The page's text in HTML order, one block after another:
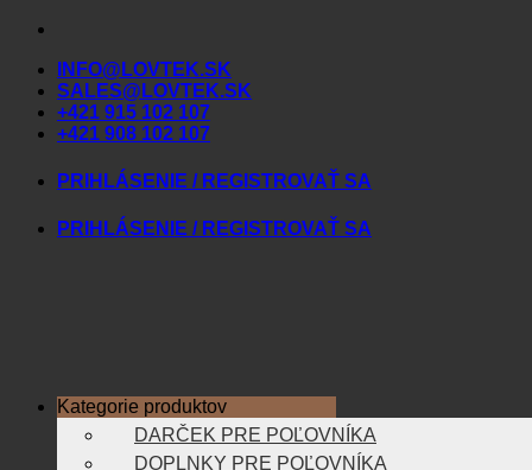
Skip
contentINFO@LOVTEK.SK
SALES@LOVTEK.SK
+421 915 102 107
+421 908 102 107
PRIHLÁSENIE / REGISTROVAŤ SA
PRIHLÁSENIE / REGISTROVAŤ SA
Kategorie produktov
DARČEK PRE POĽOVNÍKA
DOPLNKY PRE POĽOVNÍKA